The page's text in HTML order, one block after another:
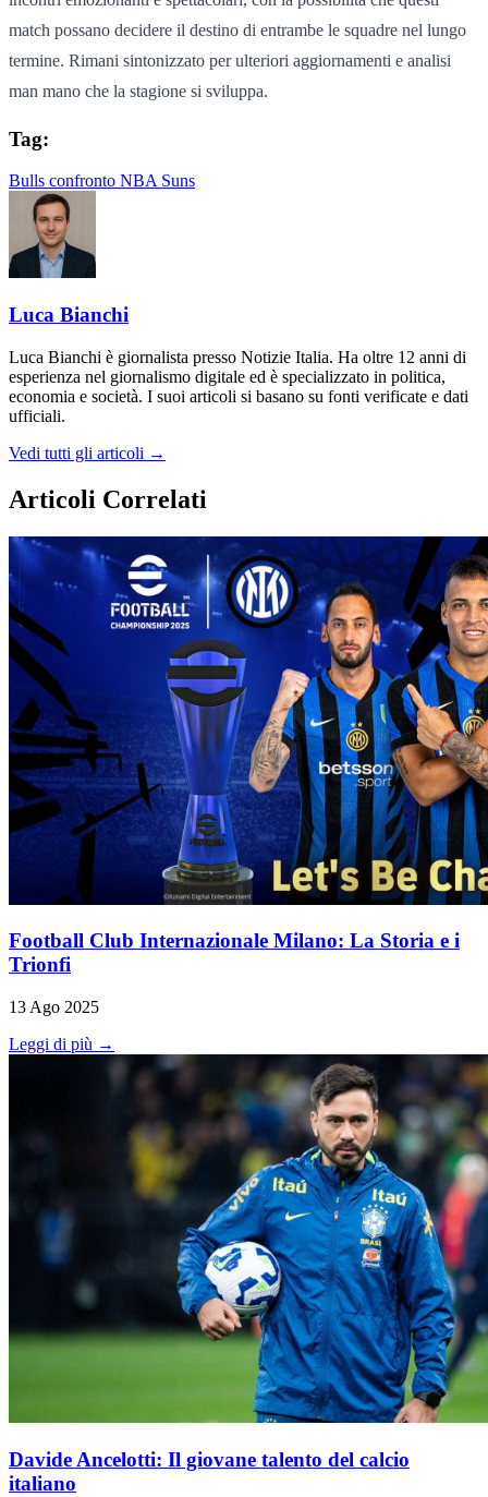
match possano decidere il destino di entrambe le squadre nel lungo
termine. Rimani sintonizzato per ulteriori aggiornamenti e analisi
man mano che la stagione si sviluppa.
Tag:
Bulls confronto NBA Suns
Luca Bianchi
Luca Bianchi è giornalista presso Notizie Italia. Ha oltre 12 anni di
esperienza nel giornalismo digitale ed è specializzato in politica,
economia e società. I suoi articoli si basano su fonti verificate e dati
ufficiali.
Vedi tutti gli articoli →
Articoli Correlati
Football Club Internazionale Milano: La Storia e i
Trionfi
13 Ago 2025
Leggi di più →
Davide Ancelotti: Il giovane talento del calcio
italiano